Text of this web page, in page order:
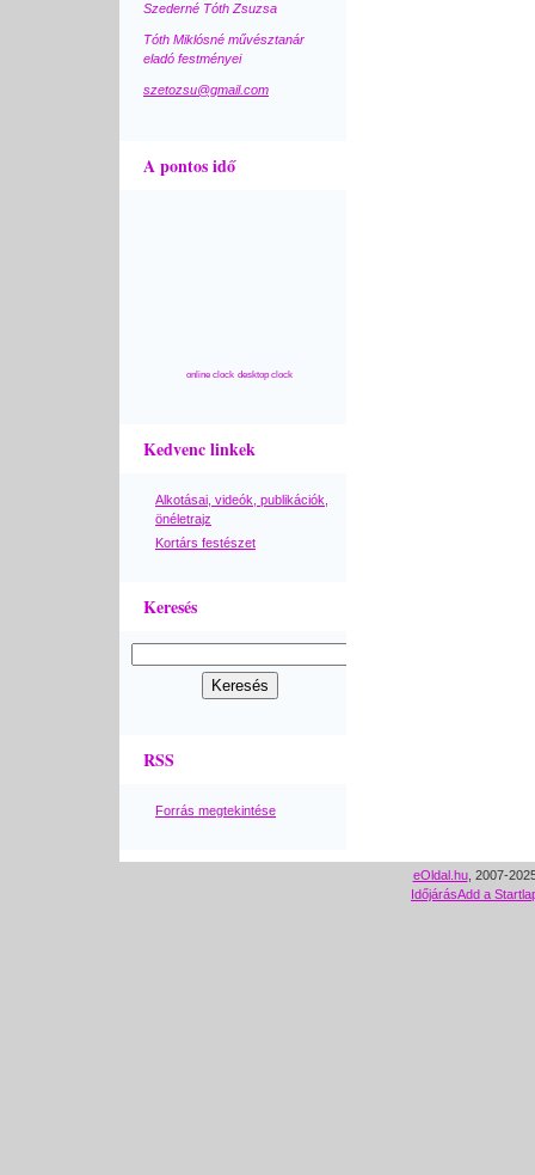
Szederné Tóth Zsuzsa
Tóth Miklósné művésztanár
eladó festményei
szetozsu@gmail.com
A pontos idő
online clock desktop clock
Kedvenc linkek
Alkotásai, videók, publikációk,
önéletrajz
Kortárs festészet
Keresés
RSS
Forrás megtekintése
eOldal.hu, 2007-
IdőjárásAdd a